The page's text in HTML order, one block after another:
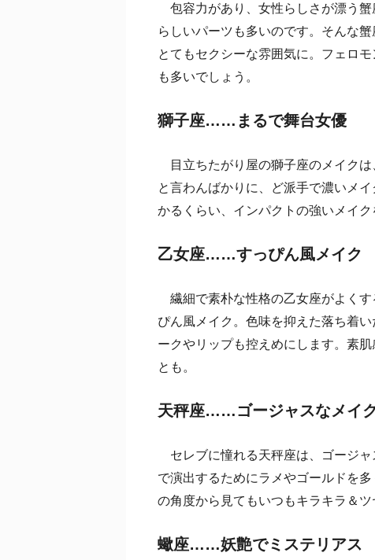
包容力があり、女性らしさが漂う
らしいパーツも多いのです。そんな
とてもセクシーな雰囲気に。フェロ
も多いでしょう。
獅子座……まるで舞台女優
目立ちたがり屋の獅子座のメイクは
と言わんばかりに、ど派手で濃いメ
かるくらい、インパクトの強いメイク
乙女座……すっぴん風メイク
繊細で素朴な性格の乙女座がよくす
ぴん風メイク。色味を抑えた落ち着
ークやリップも控えめにします。素
とも。
天秤座……ゴージャスなメイ
セレブに憧れる天秤座は、ゴージャ
で演出するためにラメやゴールドを
の角度から見てもいつもキラキラ＆ツ
蠍座……妖艶でミステリアス